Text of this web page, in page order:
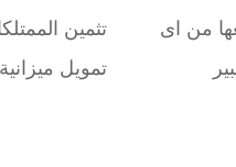
من اى
تثمين
تمويل